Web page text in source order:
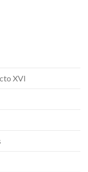
XVI